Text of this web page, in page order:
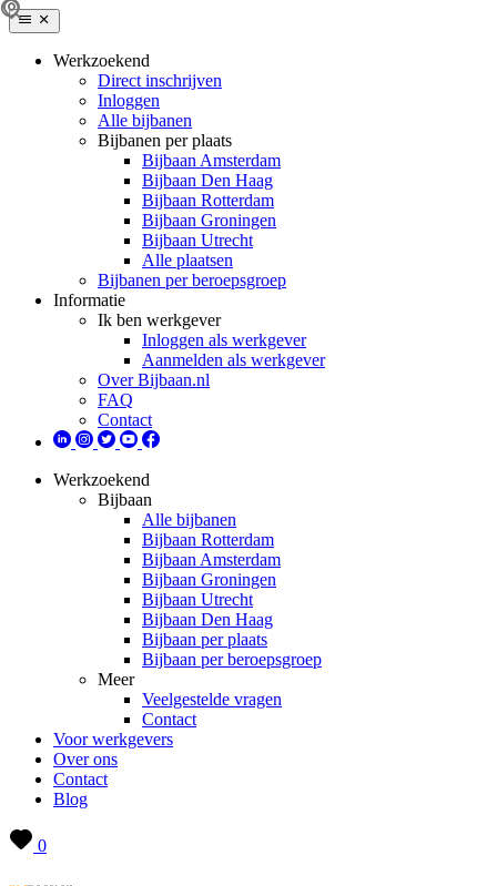
Werkzoekend
Direct inschrijven
Inloggen
Alle bijbanen
Bijbanen per plaats
Bijbaan Amsterdam
Bijbaan Den Haag
Bijbaan Rotterdam
Bijbaan Groningen
Bijbaan Utrecht
Alle plaatsen
Bijbanen per beroepsgroep
Informatie
Ik ben werkgever
Inloggen als werkgever
Aanmelden als werkgever
Over Bijbaan.nl
FAQ
Contact
Werkzoekend
Bijbaan
Alle bijbanen
Bijbaan Rotterdam
Bijbaan Amsterdam
Bijbaan Groningen
Bijbaan Utrecht
Bijbaan Den Haag
Bijbaan per plaats
Bijbaan per beroepsgroep
Meer
Veelgestelde vragen
Contact
Voor werkgevers
Over ons
Contact
Blog
0